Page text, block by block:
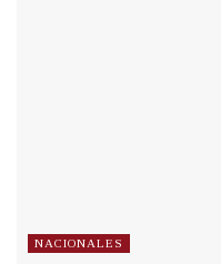
NACIONALES